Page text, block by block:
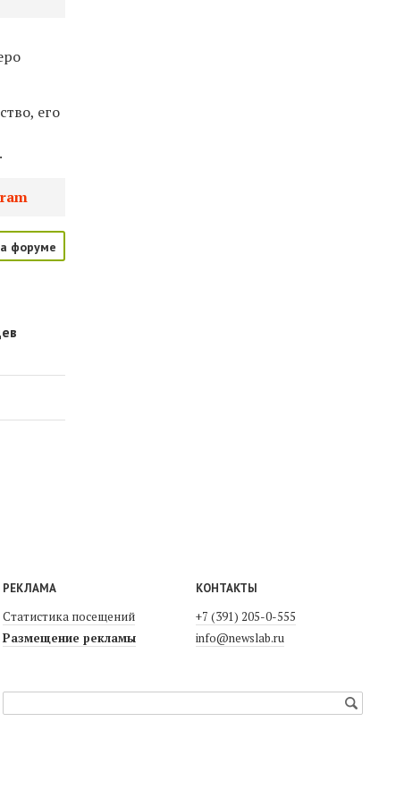
его
форуме
РЕКЛАМА
Статистика посещений
Размещение рекламы
КОНТАКТЫ
+7 (391) 205-0-555
info@newslab.ru